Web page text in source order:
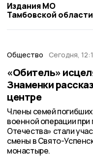
Издания МО
Тамбовской области
Общество Сегодня,
«Обитель»
Знаменки
центре
Члены семей
военной операции
Отечества» стали
смены в Свято-
монастыре.